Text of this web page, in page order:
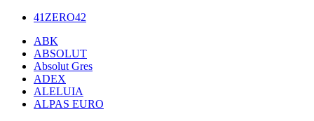
41ZERO42
ABK
ABSOLUT
Absolut Gres
ADEX
ALELUIA
ALPAS EURO